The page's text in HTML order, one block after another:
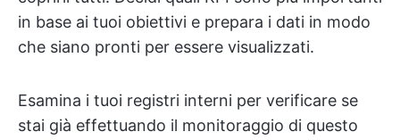
in base ai tuoi obiettivi e prepara i dati in modo
che siano pronti per essere visualizzati.
Esamina i tuoi registri interni per verificare se
stai già effettuando il monitoraggio di questo